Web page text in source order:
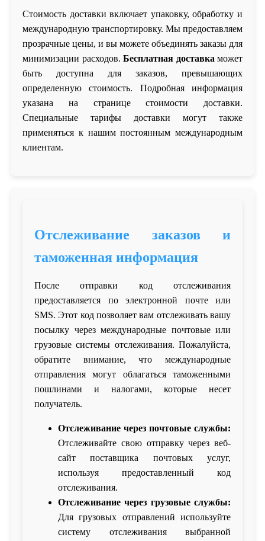
Стоимость доставки включает упаковку, обработку и
международную транспортировку. Мы предоставляем
прозрачные цены, и вы можете объединять заказы для
минимизации расходов. Бесплатная доставка может
быть доступна для заказов, превышающих
определенную стоимость. Подробная информация
указана на странице стоимости доставки.
Специальные тарифы доставки могут также
применяться к нашим постоянным международным
клиентам.
Отслеживание заказов и
таможенная информация
После отправки код отслеживания
предоставляется по электронной почте или
SMS. Этот код позволяет вам отслеживать вашу
посылку через международные почтовые или
грузовые системы отслеживания. Пожалуйста,
обратите внимание, что международные
отправления могут облагаться таможенными
пошлинами и налогами, которые несет
получатель.
Отслеживание через почтовые службы:
Отслеживайте свою отправку через веб-
сайт поставщика почтовых услуг,
используя предоставленный код
отслеживания.
Отслеживание через грузовые службы:
Для грузовых отправлений используйте
систему отслеживания выбранной